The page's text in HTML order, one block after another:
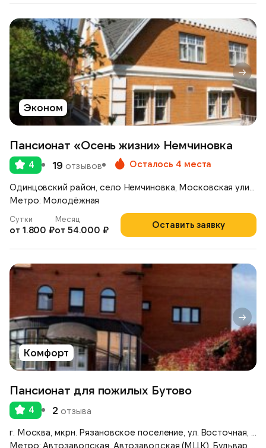
Эконом
Пансионат «Осень жизни» Немчиновка
4 19 отзывов Осталось 4 места
Метро: Молодёжная
Оставить заявку
Сутки
от 1.800 ₽
Месяц
от 54.000 ₽
Комфорт
Пансионат для пожилых Бутово
4 2 отзыва